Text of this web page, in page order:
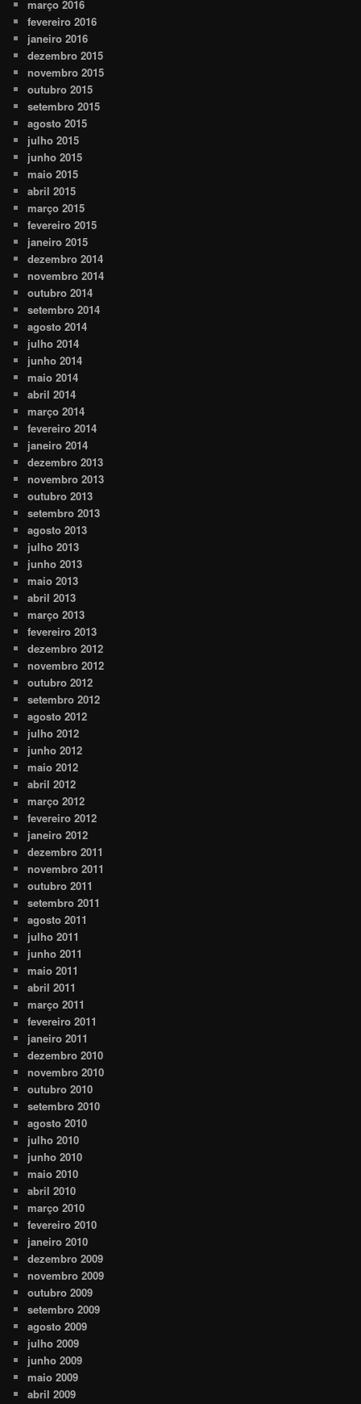
março 2016
fevereiro 2016
janeiro 2016
dezembro 2015
novembro 2015
outubro 2015
setembro 2015
agosto 2015
julho 2015
junho 2015
maio 2015
abril 2015
março 2015
fevereiro 2015
janeiro 2015
dezembro 2014
novembro 2014
outubro 2014
setembro 2014
agosto 2014
julho 2014
junho 2014
maio 2014
abril 2014
março 2014
fevereiro 2014
janeiro 2014
dezembro 2013
novembro 2013
outubro 2013
setembro 2013
agosto 2013
julho 2013
junho 2013
maio 2013
abril 2013
março 2013
fevereiro 2013
dezembro 2012
novembro 2012
outubro 2012
setembro 2012
agosto 2012
julho 2012
junho 2012
maio 2012
abril 2012
março 2012
fevereiro 2012
janeiro 2012
dezembro 2011
novembro 2011
outubro 2011
setembro 2011
agosto 2011
julho 2011
junho 2011
maio 2011
abril 2011
março 2011
fevereiro 2011
janeiro 2011
dezembro 2010
novembro 2010
outubro 2010
setembro 2010
agosto 2010
julho 2010
junho 2010
maio 2010
abril 2010
março 2010
fevereiro 2010
janeiro 2010
dezembro 2009
novembro 2009
outubro 2009
setembro 2009
agosto 2009
julho 2009
junho 2009
maio 2009
abril 2009